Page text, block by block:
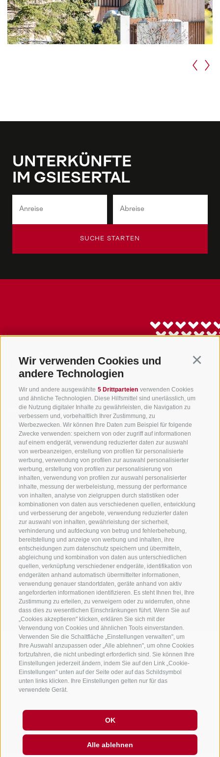
Wir verwenden Cookies und
andere Technologien
Wir und andere ausgewählte 5 Drittparteien verwenden Cookies
und ähnliche Technologien. Diese Hilfsmittel sind unerlässlich, um
die Nutzung digitaler Inhalte zu gewährleisten, die Navigation zu
verbessern und, vorbehaltlich Ihrer Zustimmung, zu
Werbezwecken. Wir können Ihre Daten zum Beispiel für folgende
Zwecke verwenden: speichern von oder zugriff auf informationen
auf einem endgerät, verwendung reduzierter daten zur auswahl
von werbeanzeigen, erstellung von profilen für personalisierte
werbung, verwendung von profilen zur auswahl personalisierter
werbung, erstellung von profilen zur personalisierung von
inhalten, verwendung von profilen zur auswahl personalisierter
inhalte, messung der werbeleistung, messung der performance
von inhalten, analyse von zielgruppen durch statistiken oder
kombinationen von daten aus verschiedenen quellen, entwicklung
und verbesserung der angebote, verwendung reduzierter daten
zur auswahl von inhalten, gewährleistung der sicherheit,
verhinderung und aufdeckung von betrug und fehlerbehebung,
bereitstellung und anzeige von werbung und inhalten, ihre
entscheidungen zum datenschutz speichern und übermitteln,
abgleichung und kombination von daten aus unterschiedlichen
quellen, verknüpfung verschiedener endgeräte, identifikation von
endgeräten anhand automatisch übermittelter informationen,
verwendung genauer standortdaten, geräte anhand von aktiv
angeforderten informationen identifizieren. Es steht Ihnen frei, Ihre
Zustimmung zu erteilen, zu verweigern oder zu widerrufen, ohne
dass dies zu wesentlichen Einschränkungen führt. Wenn Sie auf
„Cookies akzeptieren" klicken, erklären Sie sich mit der
Verwendung von Cookies und ähnlichen Tools einverstanden.
Verwenden Sie die Schaltfläche „Einstellungen verwalten", um
Ihre Auswahl anzupassen oder „Alle ablehnen", um ohne Cookies
fortzufahren, die nicht unbedingt erforderlich sind. Sie können Ihre
Einstellungen jederzeit ändern, indem Sie auf den Link „Cookie-
Einstellungen" unten auf der Seite oder auf das Schildsymbol
unten links klicken. Ihre Einstellungen gelten nur für das
verwendete Gerät.
OK
Alle ablehnen
UNTERKÜNFTE
IM GSIESERTAL
SUCHE STARTEN
info@gsieser-tal.com
+39 0474 978 436
Tourismusgenossenschaft Gsiesertal - Welsberg - Taisten in
Südtirol
St. Martin 10a I-39030 Gsiesertal
Sei jederzeit informiert und up to date!
NEWSLETTER
Unterkünfte
Hotel
Garni/B&B
Residence/Ferienwohnung
Themen
Die Region
Aktiv erleben
Service
Anreise
Mobility Center